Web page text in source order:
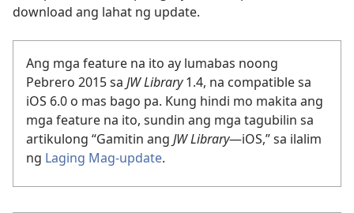
download ang lahat ng update.
Ang mga feature na ito ay lumabas noong
Pebrero 2015 sa JW Library1.4, na compatible sa
iOS 6.0 o mas bago pa. Kung hindi mo makita ang
mga feature na ito, sundin ang mga tagubilin sa
artikulong “Gamitin ang JW Library—iOS,” sa ilalim
ng Laging Mag-update.